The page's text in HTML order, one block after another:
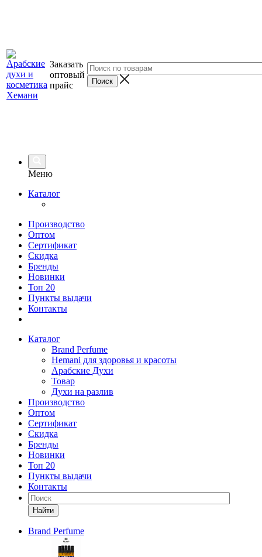
Заказать
оптовый
прайс
Меню
Каталог
Производство
Оптом
Сертификат
Скидка
Бренды
Новинки
Топ 20
Пункты выдачи
Контакты
Каталог
Brand Perfume
Hemani для здоровья и красоты
Арабские Духи
Товар
Духи на разлив
Производство
Оптом
Сертификат
Скидка
Бренды
Новинки
Топ 20
Пункты выдачи
Контакты
Найти
Brand Perfume